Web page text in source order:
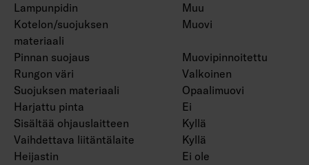
Lampunpidin
Muu
Kotelon/suojuksen
materiaali
Muovi
Pinnan suojaus
Muovipinnoitettu
Rungon väri
Valkoinen
Suojuksen materiaali
Opaalimuovi
Harjattu pinta
Ei
Sisältää ohjauslaitteen
Kyllä
Vaihdettava liitäntälaite
Kyllä
Heijastin
Ei ole